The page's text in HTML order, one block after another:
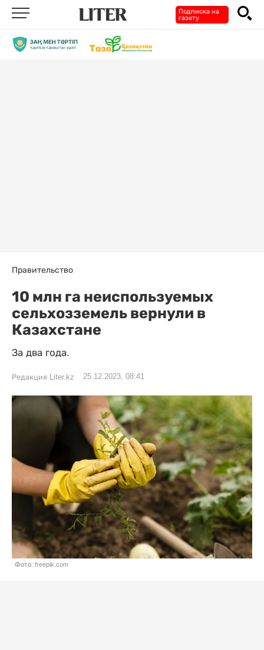
Подписка на
газету
Правительство
10 млн га неиспользуемых
сельхозземель вернули в
Казахстане
За два года.
Редакция Liter.kz 25.12.2023, 08:41
Фото: freepik.com